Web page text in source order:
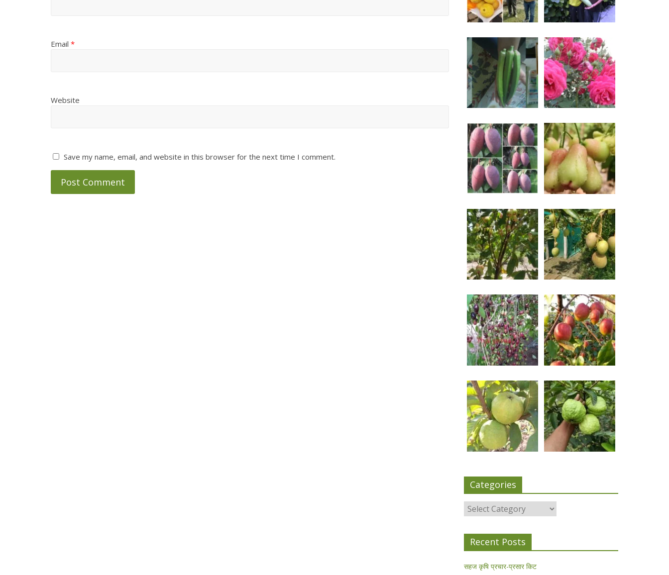
Email *
Website
Save my name, email, and website in this browser for the next time I comment.
Categories
Categories
Recent Posts
सहज कृषि प्रचार-प्रसार किट